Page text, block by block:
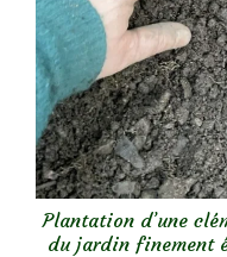
Plantation d’une
du jardin finement